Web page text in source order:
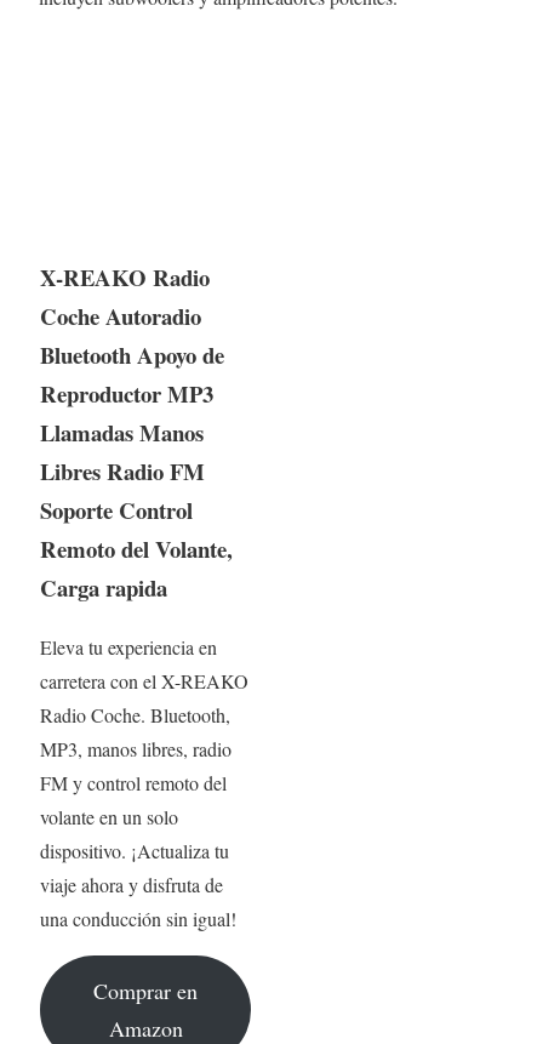
X-REAKO Radio
Coche Autoradio
Bluetooth Apoyo de
Reproductor MP3
Llamadas Manos
Libres Radio FM
Soporte Control
Remoto del Volante,
Carga rapida
Eleva tu experiencia en
carretera con el X-REAKO
Radio Coche. Bluetooth,
MP3, manos libres, radio
FM y control remoto del
volante en un solo
dispositivo. ¡Actualiza tu
viaje ahora y disfruta de
una conducción sin igual!
Comprar en
Amazon